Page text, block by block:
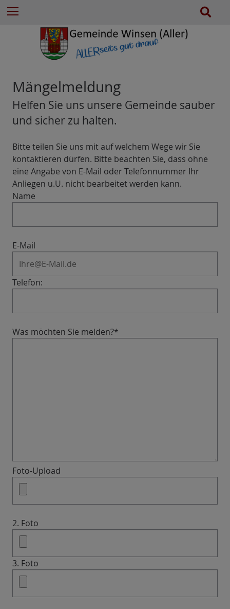
n
a
c
Mängelmeldung
Helfen Sie uns unsere Gemeinde sauber
und sicher zu halten.
Bitte teilen Sie uns mit auf welchem Wege wir Sie
kontaktieren dürfen. Bitte beachten Sie, dass ohne
eine Angabe von E-Mail oder Telefonnummer Ihr
Anliegen u.U. nicht bearbeitet werden kann.
Name
E-Mail
Telefon:
Was möchten Sie melden?*
Foto-Upload
2. Foto
3. Foto